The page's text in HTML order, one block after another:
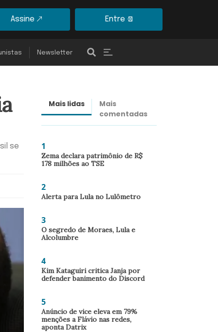
Assine Entre
Newsletter
se
Mais lidas
Mais
comentadas
1
Zema declara patrimônio de R$
178 milhões ao TSE
2
Alerta para Lula no Lulômetro
3
O segredo de Moraes, Lula e
Alcolumbre
4
Kim Kataguiri critica Janja por
defender banimento do Discord
5
Anúncio de vice eleva em 79%
menções a Flávio nas redes,
aponta Datrix